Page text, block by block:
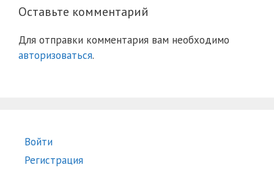
Оставьте комментарий
Для отправки комментария вам необходимо
авторизоваться.
Войти
Регистрация